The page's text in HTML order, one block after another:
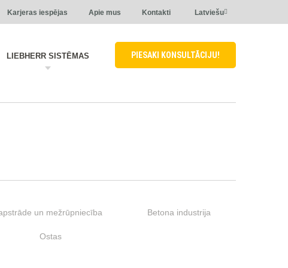
Karjeras iespējas Apie mus Kontakti Latviešu
LIEBHERR SISTĒMAS PIESAKI KONSULTĀCIJU!
un mežrūpniecība Betona industrija
Ostas